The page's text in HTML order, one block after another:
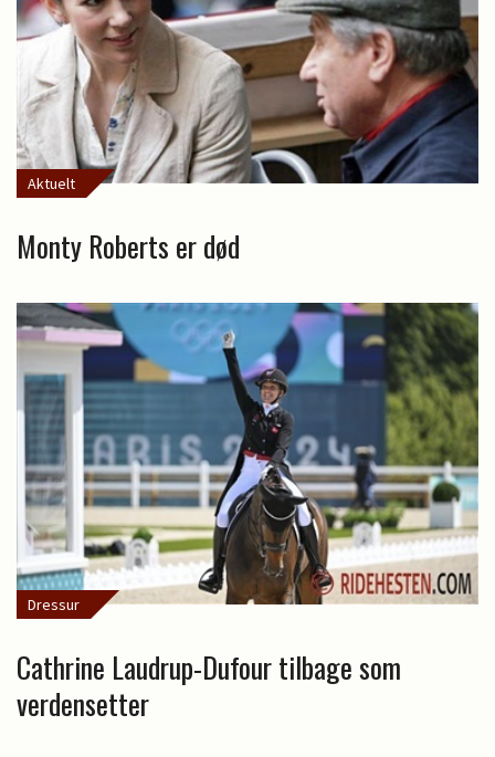
Aktuelt
Monty Roberts er død
Dressur
Cathrine Laudrup-Dufour tilbage som
verdensetter